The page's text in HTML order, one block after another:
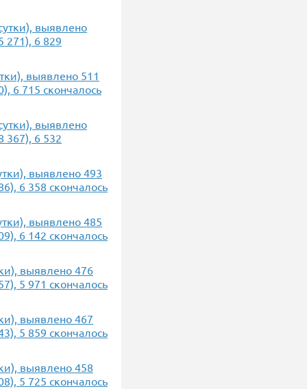
выявлено
271), 6 829
выявлено 511
6 715 скончалось
выявлено
367), 6 532
выявлено 493
6 358 скончалось
выявлено 485
6 142 скончалось
выявлено 476
5 971 скончалось
выявлено 467
5 859 скончалось
выявлено 458
5 725 скончалось